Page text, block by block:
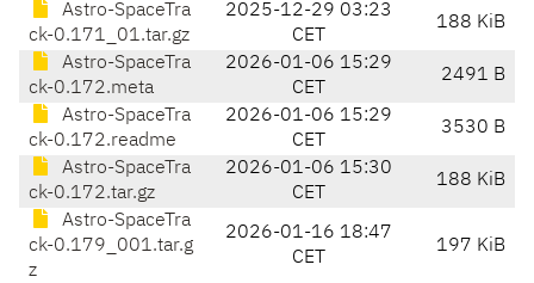
Astro-SpaceTra
ck-0.171_01.tar.gz
2025-12-29 03:23
CET
188 KiB
Astro-SpaceTra
ck-0.172.meta
2026-01-06 15:29
CET
2491 B
Astro-SpaceTra
ck-0.172.readme
2026-01-06 15:29
CET
3530 B
Astro-SpaceTra
ck-0.172.tar.gz
2026-01-06 15:30
CET
188 KiB
Astro-SpaceTra
ck-0.179_001.tar.g
z
2026-01-16 18:47
CET
197 KiB